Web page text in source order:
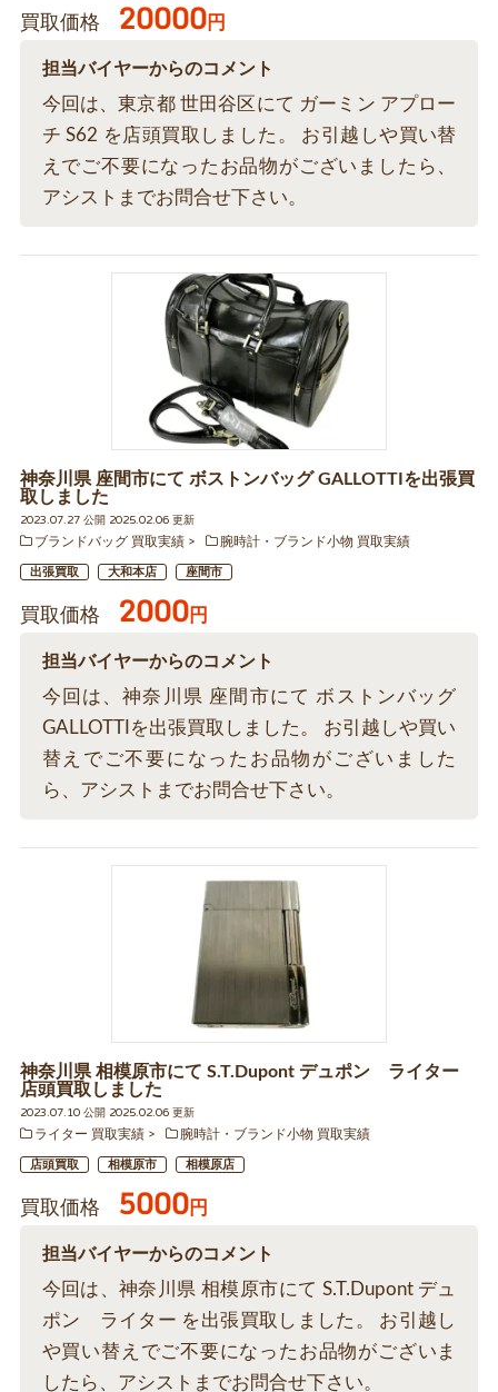
買取価格 20000円
担当バイヤーからのコメント
今回は、東京都 世田谷区にて ガーミン アプロー
チ S62 を店頭買取しました。 お引越しや買い替
えでご不要になったお品物がございましたら、
アシストまでお問合せ下さい。
神奈川県 座間市にて ボストンバッグ GALLOTTIを出張買
取しました
2023.07.27 公開 2025.02.06 更新
ブランドバッグ 買取実績
腕時計・ブランド小物 買取実績
出張買取 大和本店 座間市
買取価格 2000円
担当バイヤーからのコメント
今回は、神奈川県 座間市にて ボストンバッグ
GALLOTTIを出張買取しました。 お引越しや買い
替えでご不要になったお品物がございました
ら、アシストまでお問合せ下さい。
神奈川県 相模原市にて S.T.Dupont デュポン ライター
店頭買取しました
2023.07.10 公開 2025.02.06 更新
ライター 買取実績
腕時計・ブランド小物 買取実績
店頭買取 相模原市 相模原店
買取価格 5000円
担当バイヤーからのコメント
今回は、神奈川県 相模原市にて S.T.Dupont デュ
ポン ライター を出張買取しました。 お引越し
や買い替えでご不要になったお品物がございま
したら、アシストまでお問合せ下さい。